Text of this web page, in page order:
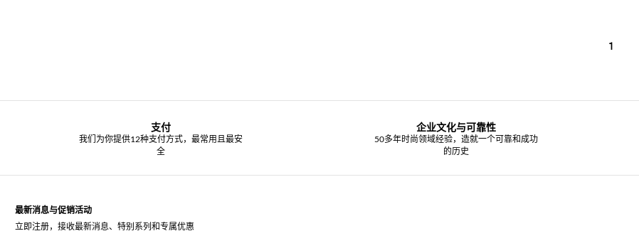
1
支付
我们为你提供12种支付方式，最常用且最安
全
企业文化与可靠性
50多年时尚领域经验，造就一个可靠和成功
的历史
最新消息与促销活动
立即注册，接收最新消息、特别系列和专属优惠